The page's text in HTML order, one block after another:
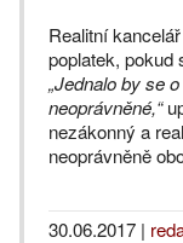
Realitní
poplatek, pokud
„Jednalo by se
neoprávněné,“
nezákonný a
neoprávněně
30.06.2017 |